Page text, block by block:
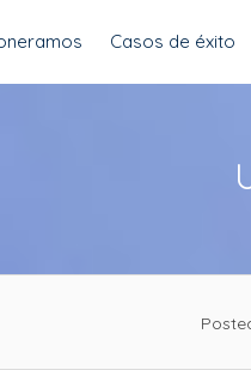
Casos de éxito